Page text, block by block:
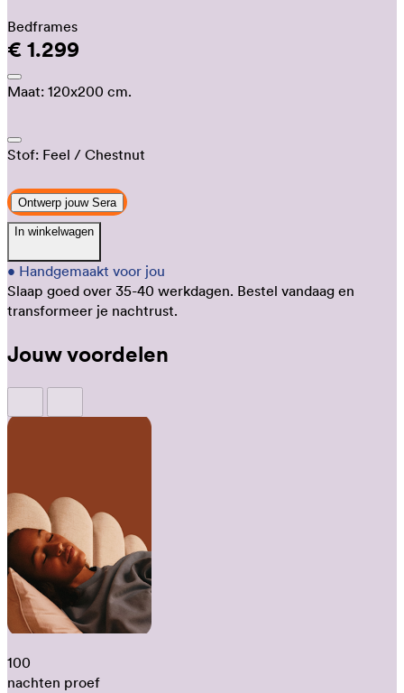
Bedframes
€ 1.299
Maat: 120x200 cm.
Stof: Feel / Chestnut
Ontwerp jouw Sera
In winkelwagen
• Handgemaakt voor jou
Slaap goed over 35-40 werkdagen. Bestel vandaag en
transformeer je nachtrust.
Jouw voordelen
100
nachten proef